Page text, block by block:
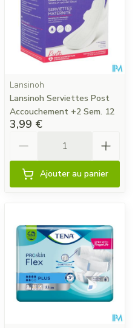
Lansinoh
Lansinoh Serviettes Post
Accouchement +2 Sem. 12
3,99 €
Ajouter au panier